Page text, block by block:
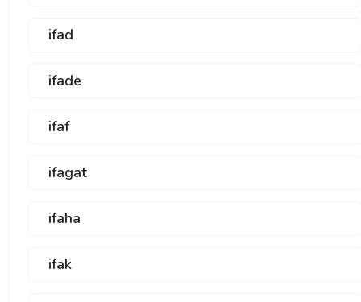
ifad
ifade
ifaf
ifagat
ifaha
ifak